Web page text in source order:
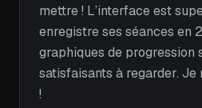
mettre ! L’interface est
enregistre ses séances en
graphiques de progression
satisfaisants à regarder. Je
!